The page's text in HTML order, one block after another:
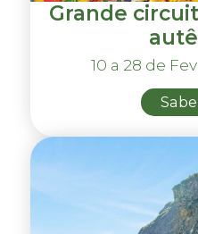
Grande
10 a 28 de